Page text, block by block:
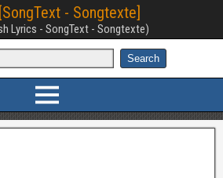
- Songtexte]
Lyrics - SongText - Songtexte)